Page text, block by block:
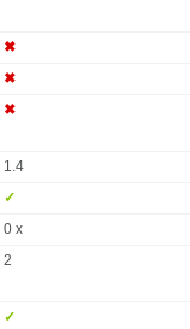
✖︎
✖︎
✖︎
1.4
✓︎
0 x
2
✓︎